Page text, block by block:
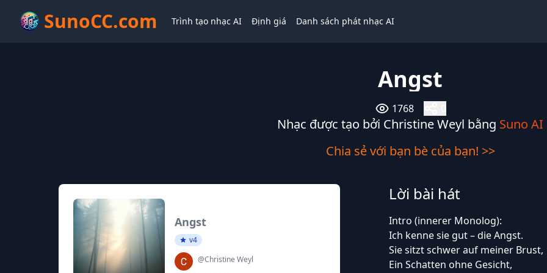
SunoCC.com Trình tạo nhạc AI Định giá Danh sách phát nhạc AI
Angst
1768
Nhạc được tạo bởi Christine Weyl bằng Suno AI
Chia sẻ với bạn bè của bạn! >>
Angst
v4
@Christine Weyl
Lời bài hát
Intro (innerer Monolog):
Ich kenne sie gut – die Angst.
Sie sitzt schwer auf meiner Brust,
Ein Schatten ohne Gesicht,